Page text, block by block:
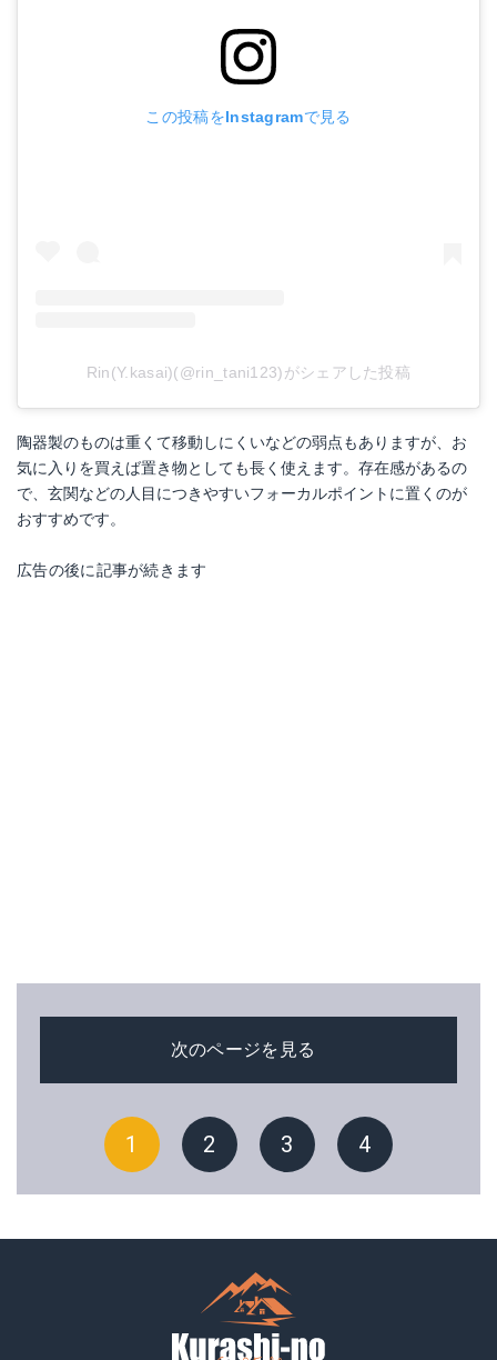
この投稿をInstagramで見る
Rin(Y.kasai)(@rin_tani123)がシェアした投稿
陶器製のものは重くて移動しにくいなどの弱点もありますが、お
気に入りを買えば置き物としても長く使えます。存在感があるの
で、玄関などの人目につきやすいフォーカルポイントに置くのが
おすすめです。
広告の後に記事が続きます
次のページを見る
1 2 3 4